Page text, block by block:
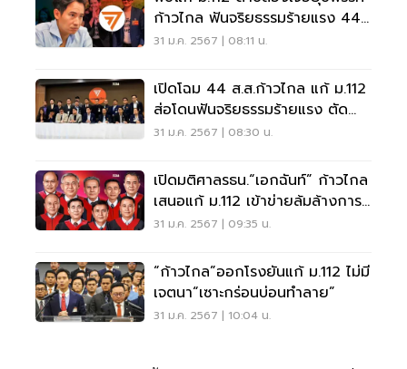
ก้าวไกล ฟันจริยธรรมร้ายแรง 44
ส.ส.
31 ม.ค. 2567 | 08:11 น.
เปิดโฉม 44 ส.ส.ก้าวไกล แก้ ม.112
ส่อโดนฟันจริยธรรมร้ายแรง ตัด
สิทธิตลอดชีวิต
31 ม.ค. 2567 | 08:30 น.
เปิดมติศาลรธน.“เอกฉันท์” ก้าวไกล
เสนอแก้ ม.112 เข้าข่ายล้มล้างการ
ปกครอง
31 ม.ค. 2567 | 09:35 น.
“ก้าวไกล”ออกโรงยันแก้ ม.112 ไม่มี
เจตนา“เซาะกร่อนบ่อนทำลาย”
31 ม.ค. 2567 | 10:04 น.